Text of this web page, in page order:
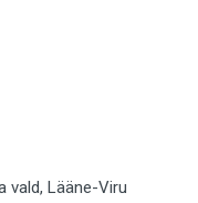
vald, Lääne-Viru